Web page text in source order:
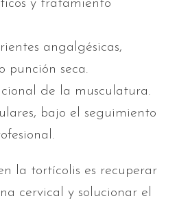
y tratamiento
angalgésicas,
punción seca.
de la musculatura.
bajo el seguimiento
la tortícolis es recuperar
cervical y solucionar el